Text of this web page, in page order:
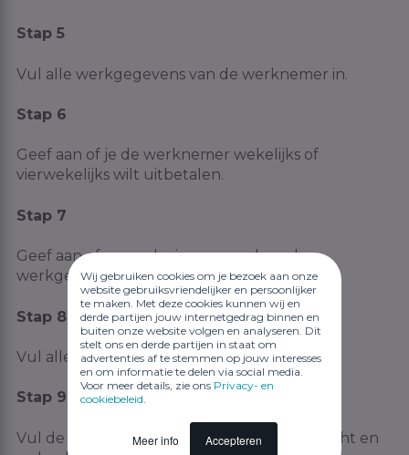
Wij gebruiken cookies om je bezoek aan onze
website gebruiksvriendelijker en persoonlijker
te maken. Met deze cookies kunnen wij en
derde partijen jouw internetgedrag binnen en
buiten onze website volgen en analyseren. Dit
stelt ons en derde partijen in staat om
advertenties af te stemmen op jouw interesses
en om informatie te delen via social media.
Voor meer details, zie ons Privacy- en
cookiebeleid.
Meer info Accepteren
Stap 5
Vul alle werkgegevens van de werknemer in.
Stap 6
Geef aan of je de werknemer wekelijks of
vierwekelijks wilt uitbetalen.
Stap 7
Geef aan of er sprake is van opvolgend
werkgeverschap.
Stap 8
Vul alle nodige contractgegevens in.
Stap 9
Vul de bankgegevens in van de uitzendkracht en